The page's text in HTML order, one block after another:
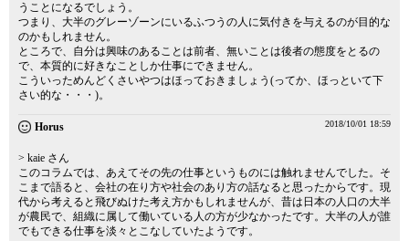
うことになるでしょう。
つまり、大半のグレーゾーンにいるふつうの人に気付きを与えるのが目的な
のかもしれません。
ところで、自分は興味のあることは前者、無いことは後者の態度をとるの
で、本質的に好きなことしか仕事にできません。
こういっためんどくさいやつはほっておきましょう(ってか、ほっといて下
さい的な・・・)。
Horus 2018/10/01 18:59
> kaie さん
このコラムでは、あえてその先の仕事というものには触れませんでした。そ
こまで語ると、会社の在り方や社会のあり方の話なると思ったからです。現
代から考えると飛びぬけた考え方かもしれませんが、昔は日本の人口の大半
が農民で、組織に属して働いている人の方が少なかったです。大半の人が誰
でもできる仕事を淡々とこなしていたようです。